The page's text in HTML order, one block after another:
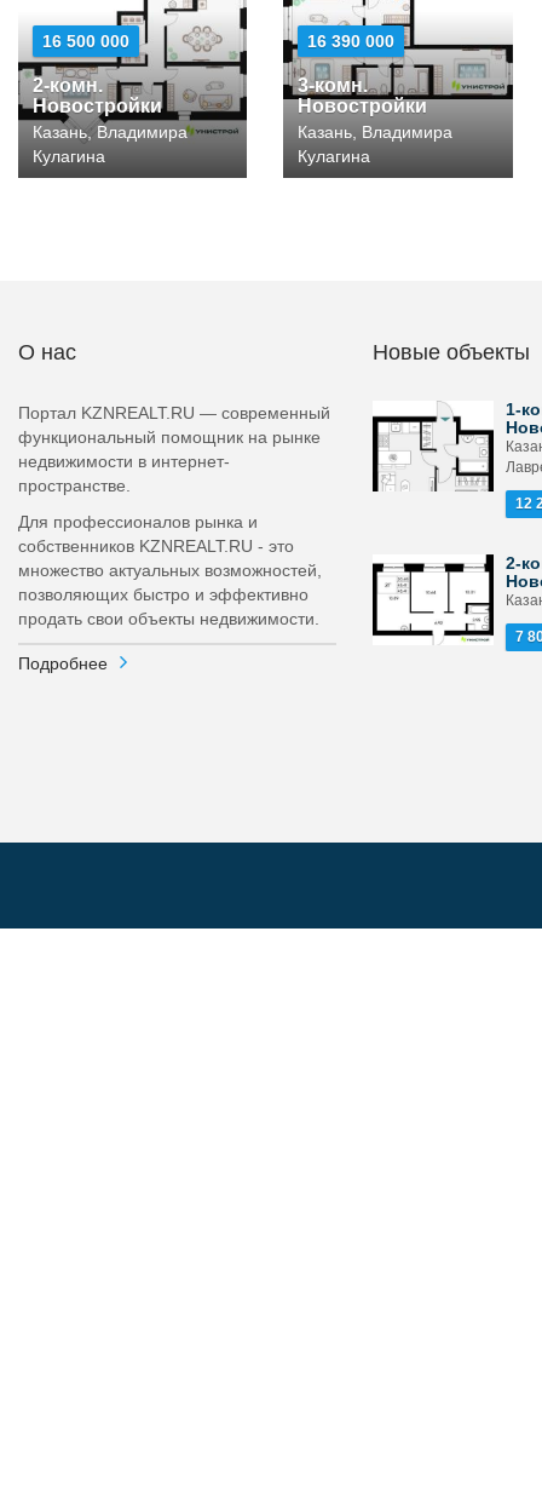
16 500 000
2-комн.
Новостройки
Казань, Владимира
Кулагина
16 390 000
3-комн.
Новостройки
Казань, Владимира
Кулагина
О нас
Портал KZNREALT.RU — современный
функциональный помощник на рынке
недвижимости в интернет-
пространстве.
Для профессионалов рынка и
собственников KZNREALT.RU - это
множество актуальных возможностей,
позволяющих быстро и эффективно
продать свои объекты недвижимости.
Подробнее
Новые объекты
1-
12
2-
7